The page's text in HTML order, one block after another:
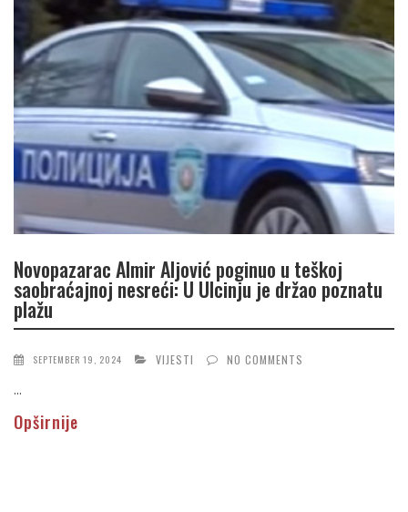
Novopazarac Almir Aljović poginuo u teškoj
saobraćajnoj nesreći: U Ulcinju je držao poznatu
plažu
SEPTEMBER 19, 2024 VIJESTI NO COMMENTS
...
Opširnije